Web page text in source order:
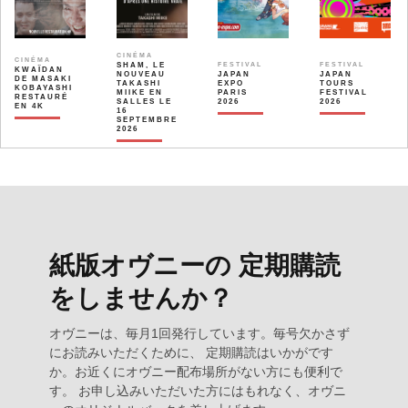
CINÉMA
KWAÏDAN
DE MASAKI
KOBAYASHI
RESTAURÉ
EN 4K
CINÉMA
SHAM, LE
NOUVEAU
TAKASHI
MIIKE EN
SALLES LE
16
SEPTEMBRE
2026
FESTIVAL
JAPAN
EXPO
PARIS
2026
FESTIVAL
JAPAN
TOURS
FESTIVAL
2026
紙版オヴニーの 定期購読
をしませんか？
オヴニーは、毎月1回発行しています。毎号欠かさず
にお読みいただくために、 定期購読はいかがです
か。お近くにオヴニー配布場所がない方にも便利で
す。 お申し込みいただいた方にはもれなく、オヴニ